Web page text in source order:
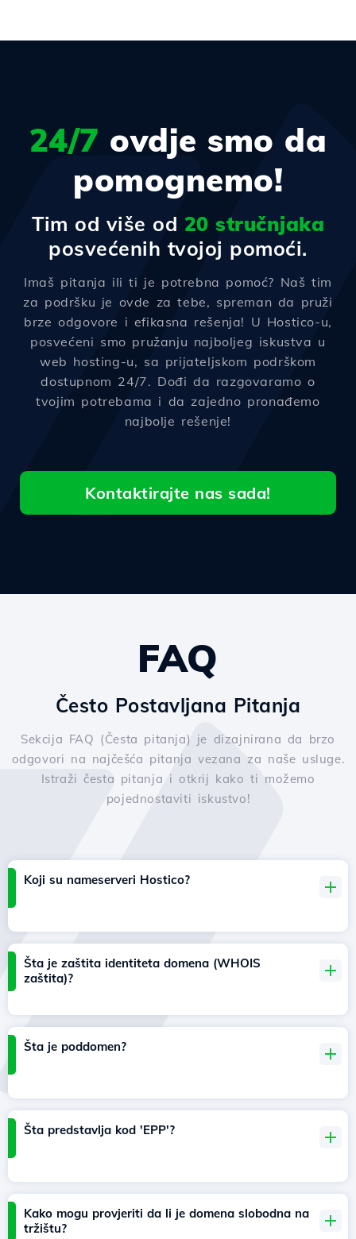
24/7 ovdje smo da
pomognemo!
Tim od više od 20 stručnjaka
posvećenih tvojoj pomoći.
Imaš pitanja ili ti je potrebna pomoć? Naš tim
za podršku je ovde za tebe, spreman da pruži
brze odgovore i efikasna rešenja! U Hostico-u,
posvećeni smo pružanju najboljeg iskustva u
web hosting-u, sa prijateljskom podrškom
dostupnom 24/7. Dođi da razgovaramo o
tvojim potrebama i da zajedno pronađemo
najbolje rešenje!
Kontaktirajte nas sada!
FAQ
Često Postavljana Pitanja
Sekcija FAQ (Česta pitanja) je dizajnirana da brzo
odgovori na najčešća pitanja vezana za naše usluge.
Istraži česta pitanja i otkrij kako ti možemo
pojednostaviti iskustvo!
Koji su nameserveri Hostico?
Šta je zaštita identiteta domena (WHOIS
zaštita)?
Šta je poddomen?
Šta predstavlja kod 'EPP'?
Kako mogu provjeriti da li je domena slobodna na
tržištu?